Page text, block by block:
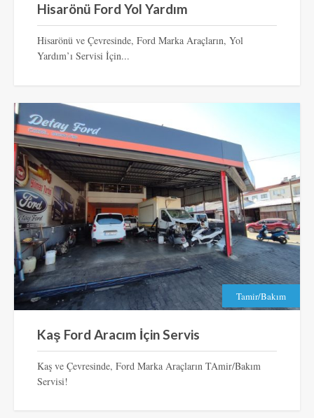
Hisarönü Ford Yol Yardım
Hisarönü ve Çevresinde, Ford Marka Araçların, Yol
Yardım’ı Servisi İçin...
Tamir/Bakım
Kaş Ford Aracım İçin Servis
Kaş ve Çevresinde, Ford Marka Araçların TAmir/Bakım
Servisi!